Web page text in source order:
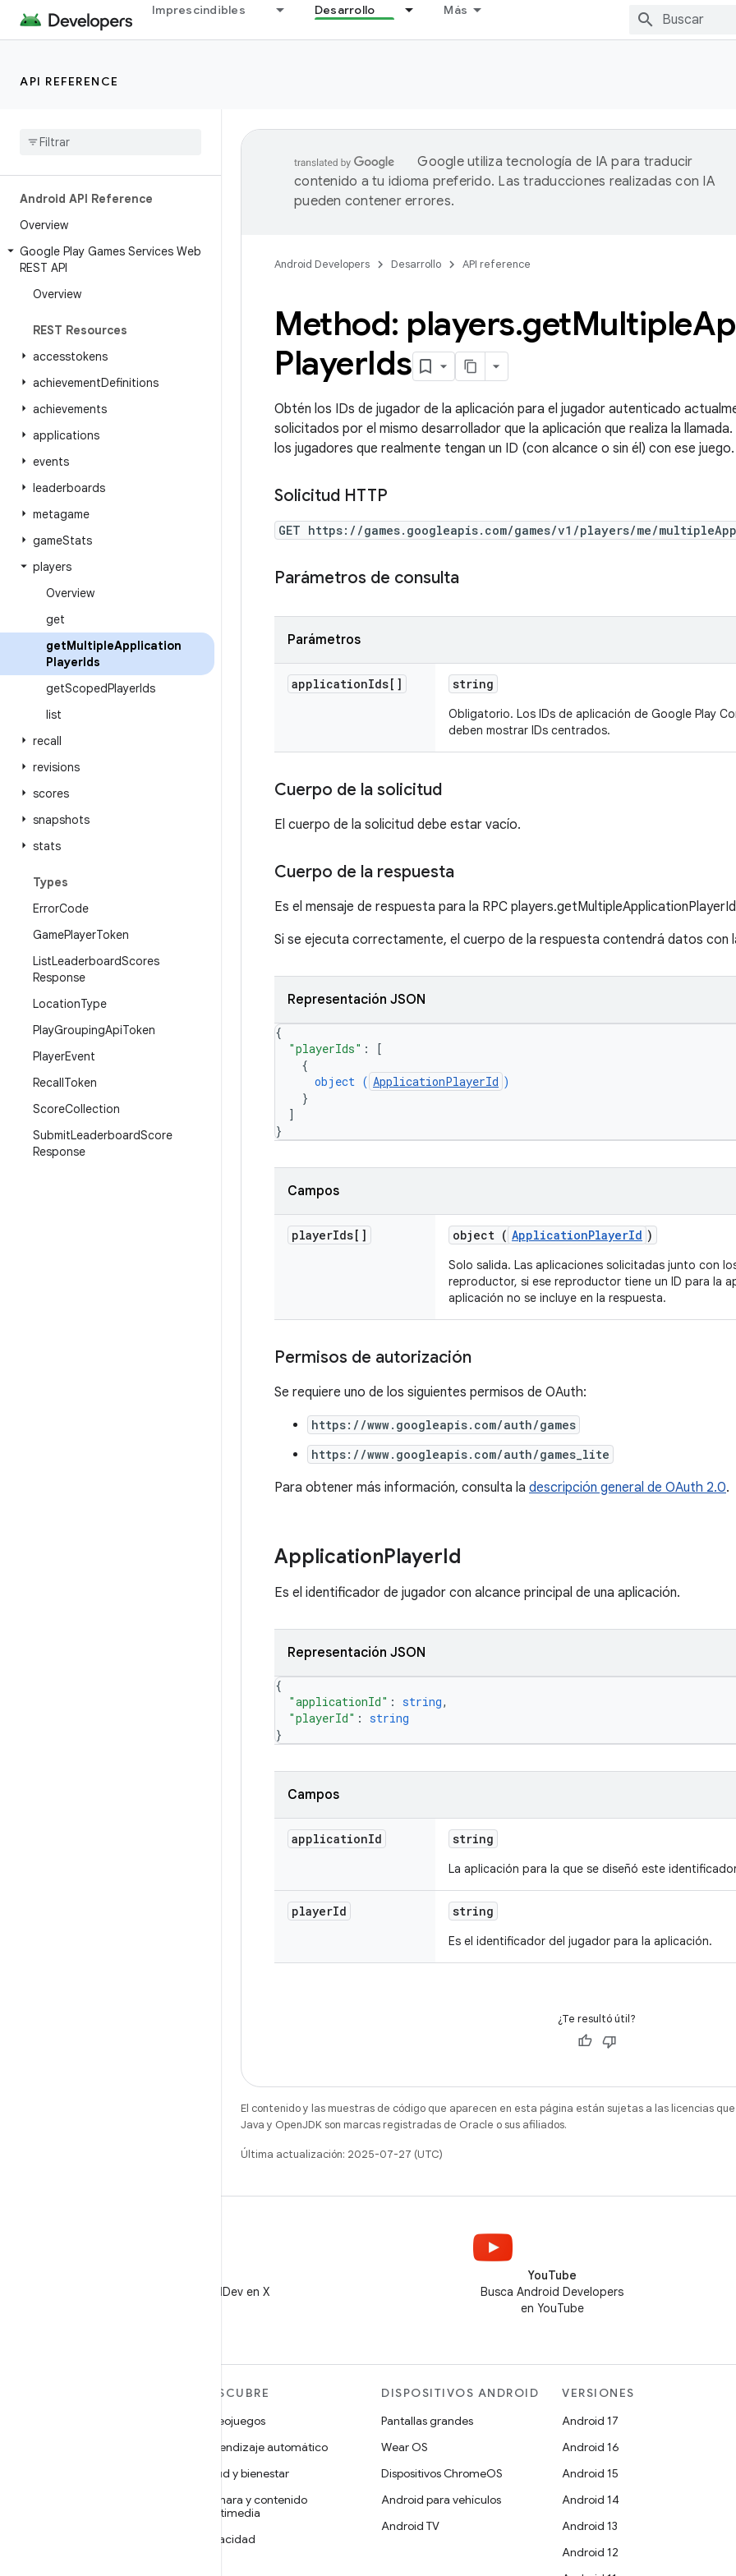
Imprescindibles Desarrollo Más
API REFERENCE
Android API Reference
Overview
Google Play Games Services Web
REST API
Overview
REST Resources
accesstokens
achievementDefinitions
achievements
applications
events
leaderboards
metagame
gameStats
players
Overview
get
getMultipleApplication
PlayerIds
getScopedPlayerIds
list
recall
revisions
scores
snapshots
stats
Types
ErrorCode
GamePlayerToken
ListLeaderboardScores
Response
LocationType
PlayGroupingApiToken
PlayerEvent
RecallToken
ScoreCollection
SubmitLeaderboardScore
Response
Google utiliza tecnología de IA para traducir
contenido a tu idioma preferido. Las traducciones realizadas con IA
pueden contener errores.
Android Developers Desarrollo API reference
Method: players.getMultiple
PlayerIds
Obtén los IDs de jugador de la aplicación para el jugador autenticado
solicitados por el mismo desarrollador que la aplicación que realiza la
los jugadores que realmente tengan un ID (con alcance o sin él) con ese juego.
Solicitud HTTP
GET https://games.googleapis.com/games/v1/players/me/
Parámetros de consulta
Parámetros
applicationIds[] string
Obligatorio. Los IDs de aplicación de Google Play
deben mostrar IDs centrados.
Cuerpo de la solicitud
El cuerpo de la solicitud debe estar vacío.
Cuerpo de la respuesta
Es el mensaje de respuesta para la RPC
Si se ejecuta correctamente, el cuerpo de la respuesta contendrá datos con
Representación JSON
{
"playerIds" :
[
{
object ( ApplicationPlayerId )
}
]
}
Campos
playerIds[] object ( ApplicationPlayerId )
Solo salida. Las aplicaciones solicitadas junto con
reproductor, si ese reproductor tiene un ID para la
aplicación no se incluye en la respuesta.
Permisos de autorización
Se requiere uno de los siguientes permisos de OAuth:
https://www.googleapis.com/auth/games
https://www.googleapis.com/auth/games_lite
Para obtener más información, consulta la descripción general de OAuth 2.0.
ApplicationPlayerId
Es el identificador de jugador con alcance principal de una aplicación.
Representación JSON
{
"applicationId" : string,
"playerId" : string
}
Campos
applicationId string
La aplicación para la que se diseñó este identificador
playerId string
Es el identificador del jugador para la aplicación.
¿Te resultó útil?
El contenido y las muestras de código que aparecen en esta página están sujetas a las licencias que
Java y OpenJDK son marcas registradas de Oracle o sus afiliados.
Última actualización: 2025-07-27 (UTC)
Sigue a @AndroidDev en X
YouTube
Busca Android Developers
en YouTube
DESCUBRE
Videojuegos
Aprendizaje automático
Salud y bienestar
Cámara y contenido
multimedia
Privacidad
DISPOSITIVOS ANDROID
Pantallas grandes
Wear OS
Dispositivos ChromeOS
Android para vehículos
Android TV
VERSIONES
Android 17
Android 16
Android 15
Android 14
Android 13
Android 12